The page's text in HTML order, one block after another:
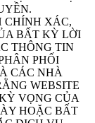
CHÍNH XÁC,
BẤT KỲ LỜI
THÔNG TIN
PHỐI
CÁC NHÀ
WEBSITE
VỌNG CỦA
HOẶC BẤT